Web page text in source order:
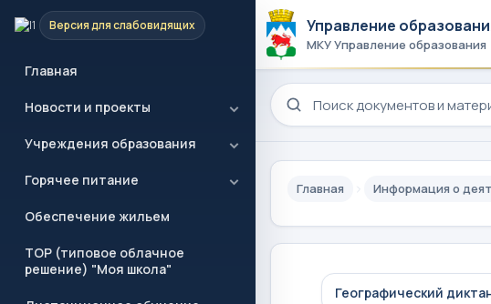
Версия для слабовидящих
Главная
Новости и проекты
Учреждения образования
Горячее питание
Обеспечение жильем
ТОР (типовое облачное
решение) "Моя школа"
Управление
МКУ Управление образования
Поиск по сайту
Главная Информация о
Географический